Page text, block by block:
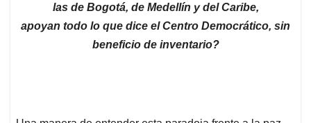
las de Bogotá, de Medellín y del Caribe,
apoyan todo lo que dice el Centro Democrático, sin
beneficio de inventario?